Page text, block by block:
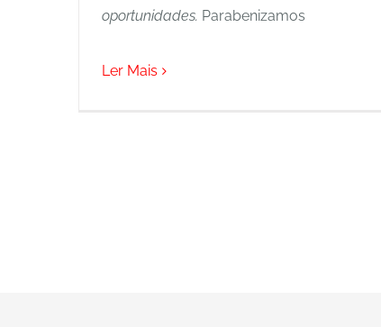
oportunidades. Parabenizamos
Ler Mais